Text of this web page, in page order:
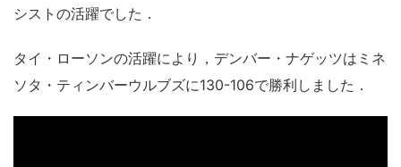
シストの活躍でした．
タイ・ローソンの活躍により，デンバー・ナゲッツはミネ
ソタ・ティンバーウルブズに130-106で勝利しました．